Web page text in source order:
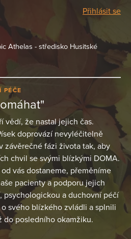
Přihlásit se
Athelas - středisko Husitské
PÉČE
vědí, že nastal jejich čas.
doprovází nevyléčitelně
závěrečné fázi života tak, aby
chvil se svými blízkými DOMA.
vás dostaneme, přeměníme
pacienty a podporu jejich
psychologickou a duchovní péčí
svého blízkého zvládli a splnili
do posledního okamžiku.